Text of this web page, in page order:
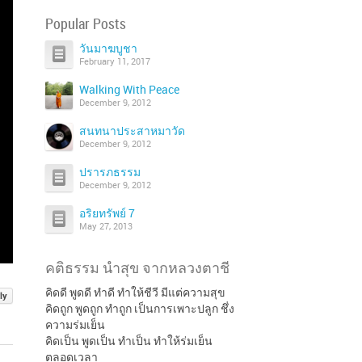
Popular Posts
วันมาฆบูชา
February 11, 2017
Walking With Peace
December 9, 2012
สนทนาประสาหมาวัด
December 9, 2012
ปรารภธรรม
December 9, 2012
อริยทรัพย์ 7
May 27, 2013
คติธรรม นำสุข จากหลวงตาชี
คิดดี พูดดี ทำดี ทำให้ชีวี มีแต่ความสุข
คิดถูก พูดถูก ทำถูก เป็นการเพาะปลูก ชึ่ง
ความร่มเย็น
คิดเป็น พูดเป็น ทำเป็น ทำให้ร่มเย็น
ตลอดเวลา